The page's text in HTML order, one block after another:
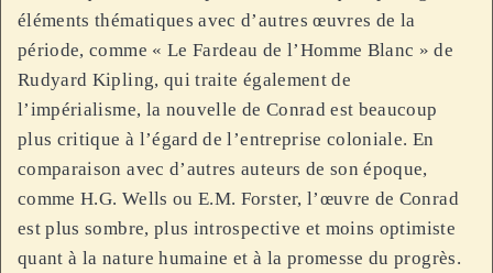
éléments thématiques avec d’autres œuvres de la
période, comme « Le Fardeau de l’Homme Blanc » de
Rudyard Kipling, qui traite également de
l’impérialisme, la nouvelle de Conrad est beaucoup
plus critique à l’égard de l’entreprise coloniale. En
comparaison avec d’autres auteurs de son époque,
comme H.G. Wells ou E.M. Forster, l’œuvre de Conrad
est plus sombre, plus introspective et moins optimiste
quant à la nature humaine et à la promesse du progrès.